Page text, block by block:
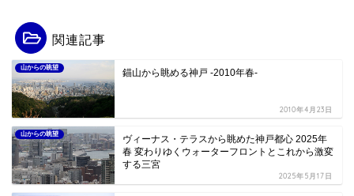
関連記事
山からの眺望 錨山から眺める神戸 -2010年春-
2010年4月23日
山からの眺望
ヴィーナス・テラスから眺めた神戸都心 2025年
春 変わりゆくウォーターフロントとこれから激変
する三宮
2025年5月17日